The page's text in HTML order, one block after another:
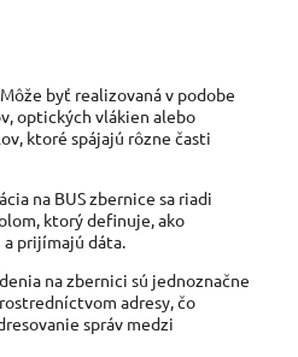
byť realizovaná v podobe
optických vlákien alebo
ktoré spájajú rôzne časti
na BUS zbernice sa riadi
ktorý definuje, ako
prijímajú dáta.
na zbernici sú jednoznačne
adresy, čo
správ medzi